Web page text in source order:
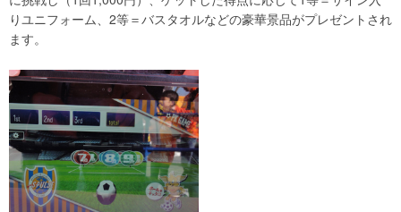
りユニフォーム、2等＝バスタオルなどの豪華景品がプレゼントされ
ます。